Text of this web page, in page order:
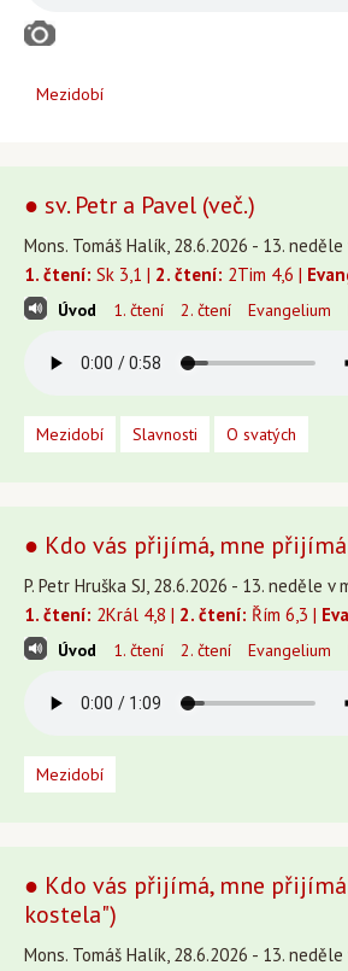
Mezidobí
● sv. Petr a Pavel (več.)
Mons. Tomáš Halík, 28.6.2026 - 13.
1. čtení: Sk 3,1 | 2. čtení: 2Tim 4,6 |
Úvod 1. čtení 2. čtení Evangelium
Mezidobí Slavnosti O svatých
● Kdo vás přijímá, mne přijímá
P. Petr Hruška SJ, 28.6.2026 - 13. neděle v
1. čtení: 2Král 4,8 | 2. čtení: Řím 6,3 |
Úvod 1. čtení 2. čtení Evangelium
Mezidobí
● Kdo vás přijímá, mne
kostela")
Mons. Tomáš Halík, 28.6.2026 - 13.